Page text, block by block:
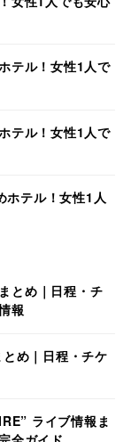
テル！女性1人で
テル！女性1人で
ホテル！女性1人
とめ｜日程・チ
報
め｜日程・チケ
ライブ情報ま